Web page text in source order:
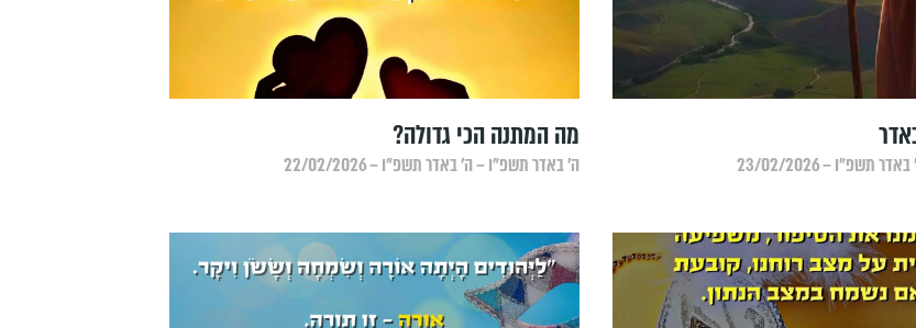
תשפ״ו – 23/02/2026
מה המתנה הכי גדולה?
ה׳ באדר תשפ״ו – ה׳ באדר תשפ״ו – 22/02/2026